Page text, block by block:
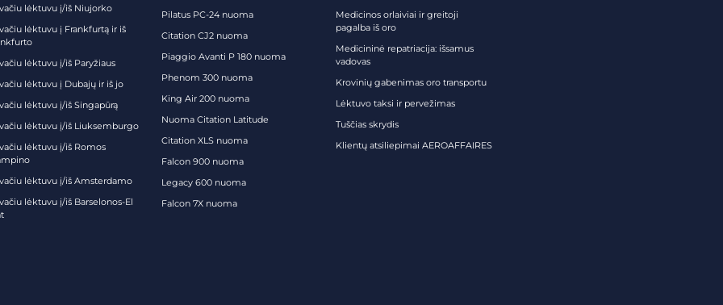
lėktuvu į/iš Niujorko
lėktuvu į Frankfurtą ir iš
lėktuvu į/iš Paryžiaus
lėktuvu į Dubajų ir iš jo
lėktuvu į/iš Singapūrą
lėktuvu į/iš Liuksemburgo
lėktuvu į/iš Romos
lėktuvu į/iš Amsterdamo
lėktuvu į/iš Barselonos-El
Pilatus PC-24 nuoma
Citation CJ2 nuoma
Piaggio Avanti P 180 nuoma
Phenom 300 nuoma
King Air 200 nuoma
Nuoma Citation Latitude
Citation XLS nuoma
Falcon 900 nuoma
Legacy 600 nuoma
Falcon 7X nuoma
Medicinos orlaiviai ir greitoji
pagalba iš oro
Medicininė repatriacija: išsamus
vadovas
Krovinių gabenimas oro transportu
Lėktuvo taksi ir pervežimas
Tuščias skrydis
Klientų atsiliepimai AEROAFFAIRES